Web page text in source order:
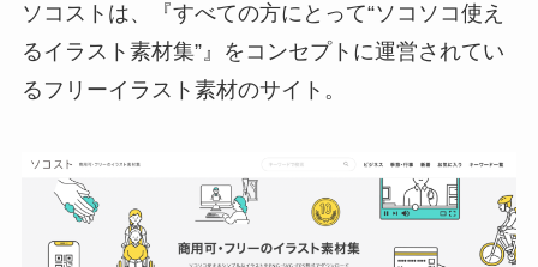
ソコストは、『すべての方にとって“ソコソコ使え
るイラスト素材集”』をコンセプトに運営されてい
るフリーイラスト素材のサイト。